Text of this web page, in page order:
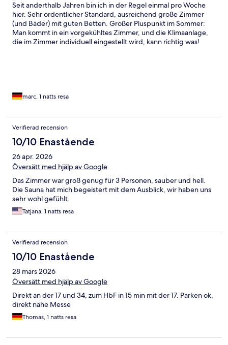
Seit anderthalb Jahren bin ich in der Regel einmal pro Woche
hier. Sehr ordentlicher Standard, ausreichend große Zimmer
(und Bäder) mit guten Betten. Großer Pluspunkt im Sommer:
Man kommt in ein vorgekühltes Zimmer, und die Klimaanlage,
die im Zimmer individuell eingestellt wird, kann richtig was!
Checkin-Software, die weniger Zeit kostet, wäre schön. Unterm
marc, 1 natts resa
Verifierad recension
10/10 Enastående
26 apr. 2026
Översätt med hjälp av Google
Das Zimmer war groß genug für 3 Personen, sauber und hell.
Die Sauna hat mich begeistert mit dem Ausblick, wir haben uns
sehr wohl gefühlt.
Tatjana, 1 natts resa
Verifierad recension
10/10 Enastående
28 mars 2026
Översätt med hjälp av Google
Direkt an der 17 und 34, zum HbF in 15 min mit der 17. Parken ok,
direkt nähe Messe
Thomas, 1 natts resa